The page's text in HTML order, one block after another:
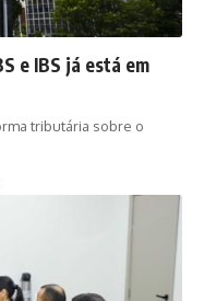
e IBS já está em
tributária sobre o